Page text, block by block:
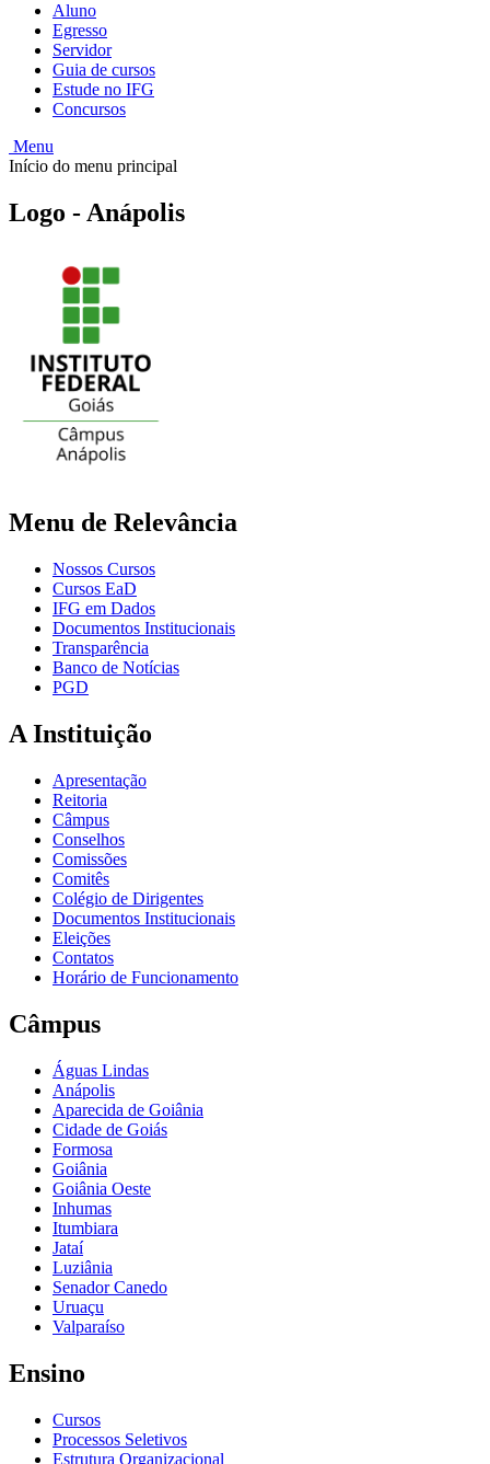
Aluno
Egresso
Servidor
Guia de cursos
Estude no IFG
Concursos
Menu
Início do menu principal
Logo - Anápolis
Menu de Relevância
Nossos Cursos
Cursos EaD
IFG em Dados
Documentos Institucionais
Transparência
Banco de Notícias
PGD
A Instituição
Apresentação
Reitoria
Câmpus
Conselhos
Comissões
Comitês
Colégio de Dirigentes
Documentos Institucionais
Eleições
Contatos
Horário de Funcionamento
Câmpus
Águas Lindas
Anápolis
Aparecida de Goiânia
Cidade de Goiás
Formosa
Goiânia
Goiânia Oeste
Inhumas
Itumbiara
Jataí
Luziânia
Senador Canedo
Uruaçu
Valparaíso
Ensino
Cursos
Processos Seletivos
Estrutura Organizacional